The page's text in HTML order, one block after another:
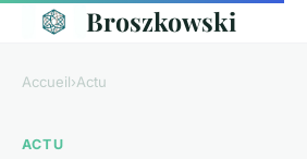
Broszkowski
Accueil›Actu
ACTU